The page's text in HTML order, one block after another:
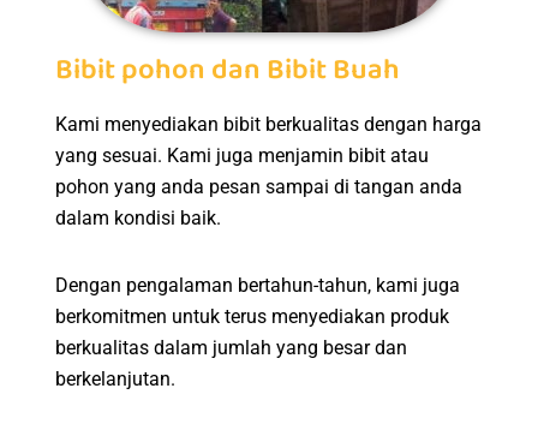
Bibit pohon dan Bibit Buah
Kami menyediakan bibit berkualitas dengan harga
yang sesuai. Kami juga menjamin bibit atau
pohon yang anda pesan sampai di tangan anda
dalam kondisi baik.
Dengan pengalaman bertahun-tahun, kami juga
berkomitmen untuk terus menyediakan produk
berkualitas dalam jumlah yang besar dan
berkelanjutan.